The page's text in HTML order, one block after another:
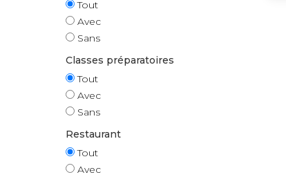
Tout
Avec
Sans
Classes préparatoires
Tout
Avec
Sans
Restaurant
Tout
Avec